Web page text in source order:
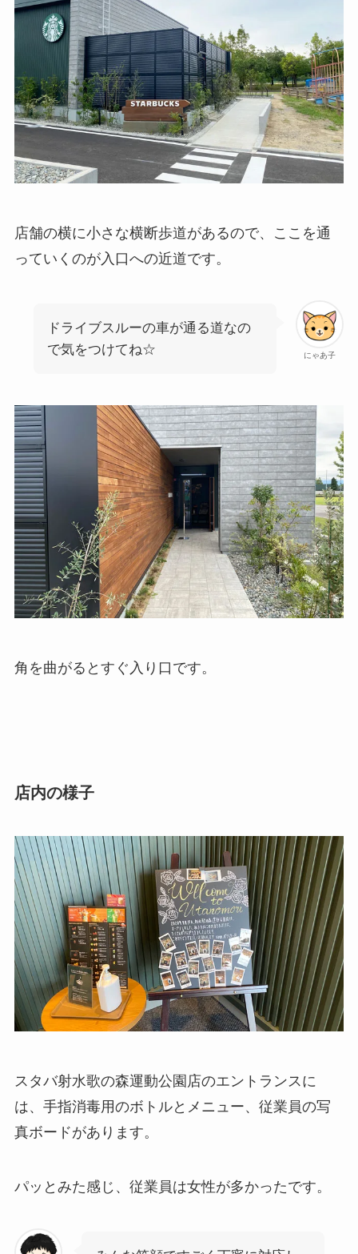
店舗の横に小さな横断歩道があるので、ここを通
っていくのが入口への近道です。
にゃあ子
ドライブスルーの車が通る道なの
で気をつけてね☆
角を曲がるとすぐ入り口です。
店内の様子
スタバ射水歌の森運動公園店のエントランスに
は、手指消毒用のボトルとメニュー、従業員の写
真ボードがあります。
パッとみた感じ、従業員は女性が多かったです。